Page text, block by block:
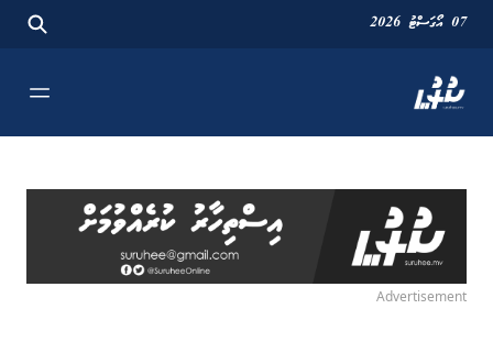
07 އޯގަސްޓު 2026
Advertisement